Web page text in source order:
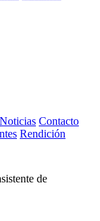
Noticias Contacto
Rendición
de